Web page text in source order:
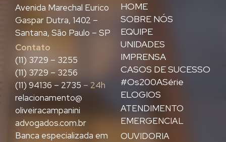
HOME
SOBRE NÓS
EQUIPE
UNIDADES
IMPRENSA
CASOS DE SUCESSO
#Os200ASérie
ELOGIOS
ATENDIMENTO
EMERGENCIAL
OUVIDORIA
Avenida Marechal Eurico
Gaspar Dutra, 1402 –
Santana, São Paulo – SP
Contato
(11) 3729 – 3255
(11) 3729 – 3256
(11) 94136 – 2735 – 24h
relacionamento@
oliveiracampanini
advogados.com.br
Banca especializada em